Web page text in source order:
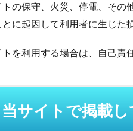
トの保守、火災、停電、その
とに起因して利用者に生じた
を利用する場合は、自己責
当サイトで掲載